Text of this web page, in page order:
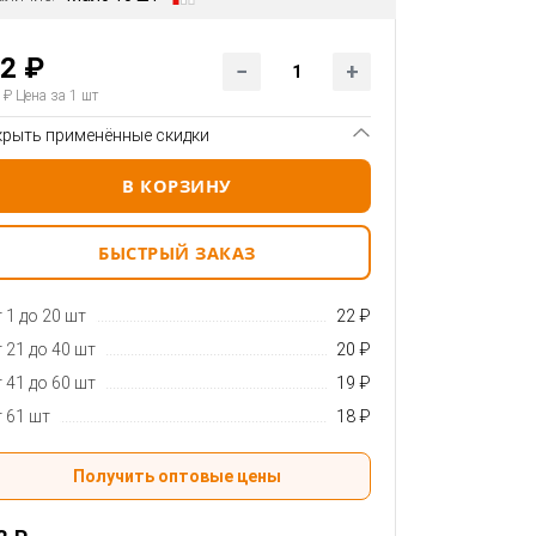
₽
₽Цена за 1 шт
применённые скидки
В КОРЗИНУ
БЫСТРЫЙ ЗАКАЗ
1 до 20 шт
22 ₽
21 до 40 шт
20 ₽
41 до 60 шт
19 ₽
61 шт
18 ₽
Получить оптовые цены